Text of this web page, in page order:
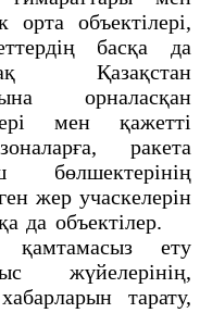
объектілері,
басқа да
ақ Қазақстан
орналасқан
мен қажетті
ракета
жер учаскелерін
да объектілер.
ету
жүйелерінің,
тарату,